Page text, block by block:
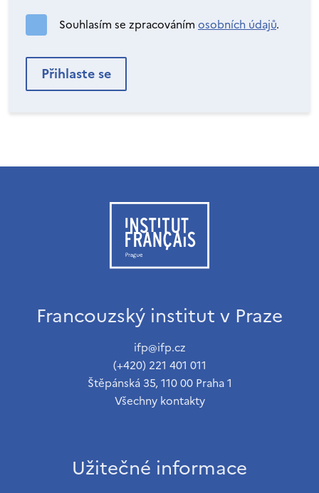
Souhlasím se zpracováním osobních údajů.
Francouzský institut v Praze
ifp@ifp.cz
(+420) 221 401 011
Štěpánská 35, 110 00 Praha 1
Všechny kontakty
Užitečné informace